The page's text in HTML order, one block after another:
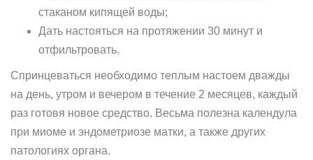
стаканом кипящей воды;
Дать настояться на протяжении 30 минут и
отфильтровать.
Спринцеваться необходимо теплым настоем дважды
на день, утром и вечером в течение 2 месяцев, каждый
раз готовя новое средство. Весьма полезна календула
при миоме и эндометриозе матки, а также других
патологиях органа.